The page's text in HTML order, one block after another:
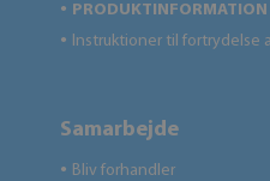
● PRODUKTINFORMATION
● Instruktioner til fortrydelse
Samarbejde
● Bliv forhandler